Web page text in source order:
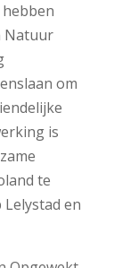
Natuur
om
is
te
en